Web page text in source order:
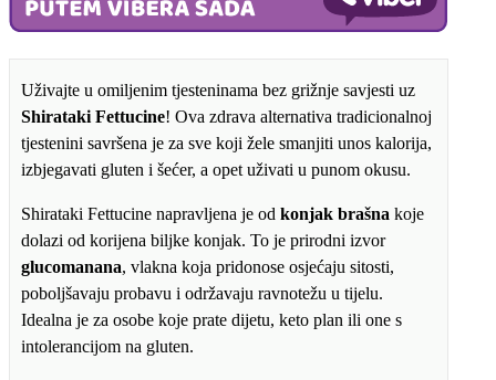
bez
količina
Uživajte u omiljenim tjesteninama bez grižnje savjesti uz
Shirataki Fettucine! Ova zdrava alternativa tradicionalnoj
tjestenini savršena je za sve koji žele smanjiti unos kalorija,
izbjegavati gluten i šećer, a opet uživati u punom okusu.
Shirataki Fettucine napravljena je od konjak brašna koje
dolazi od korijena biljke konjak. To je prirodni izvor
glucomanana, vlakna koja pridonose osjećaju sitosti,
poboljšavaju probavu i održavaju ravnotežu u tijelu.
Idealna je za osobe koje prate dijetu, keto plan ili one s
intolerancijom na gluten.